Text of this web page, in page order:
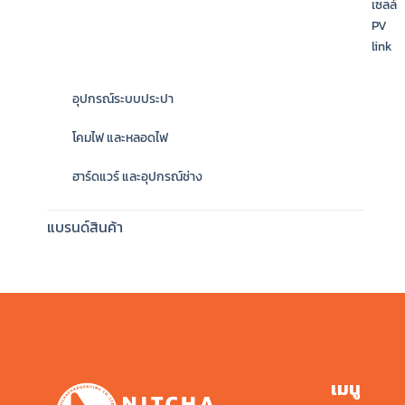
เซลล์
PV
link
อุปกรณ์ระบบประปา
โคมไฟ และหลอดไฟ
ฮาร์ดแวร์ และอุปกรณ์ช่าง
แบรนด์สินค้า
เมนู